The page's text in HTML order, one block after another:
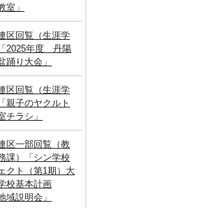
室」
区回覧（生涯学
2025年度 丹陽
踊り大会」
区回覧（生涯学
親子のヤクルト
チラシ」
区一部回覧（教
課）「シン学校
クト（第1期）大
校基本計画
域説明会」